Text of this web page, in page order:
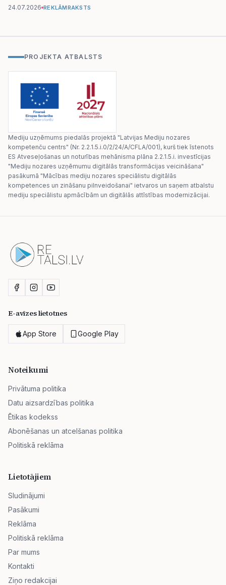
24.07.2026 REKLĀMRAKSTS
PROJEKTA ATBALSTS
Mediju uzņēmums piedalās projektā "Latvijas Mediju nozares
kompetenču centrs" (Nr. 2.2.1.5.i.0/2/24/A/CFLA/001), kurš tiek īstenots
ES Atveseļošanas un noturības mehānisma plāna 2.2.1.5.i. investīcijas
"Mediju nozares uzņēmumu digitālās transformācijas veicināšana"
pasākumā "Mācības mediju nozares speciālistu digitālās
kompetences un zināšanu pilnveidošanai" ietvaros un saņem atbalstu
mediju speciālistu apmācībām un digitālās attīstības modernizācijai.
E-avīzes lietotnes
App Store Google Play
Noteikumi
Privātuma politika
Datu aizsardzības politika
Ētikas kodekss
Abonēšanas un atcelšanas politika
Politiskā reklāma
Lietotājiem
Sludinājumi
Pasākumi
Reklāma
Politiskā reklāma
Par mums
Kontakti
Ziņo redakcijai